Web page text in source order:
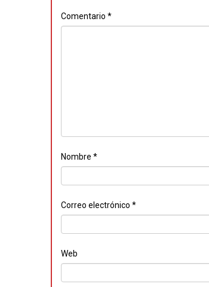
Comentario *
Nombre *
Correo electrónico *
Web